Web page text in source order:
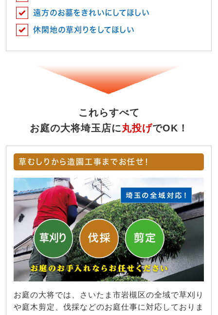
遠方のお墓をきれいにしてほしい
休閑地の草刈りをしてほしい
これらすべて
お庭の大将埼玉店に丸投げでOK！
草むしりから造園工事までお任せ！
お庭の大将では、さいたま市岩槻区の全域で草刈り
や庭木剪定、伐採などのお庭仕事に対応しておりま